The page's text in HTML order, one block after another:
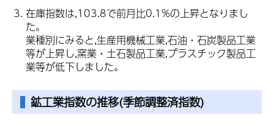
在庫指数は,103.8で前月比0.1%の上昇となりまし
た。
業種別にみると,生産用機械工業,石油・石炭製品工業
等が上昇し,窯業・土石製品工業,プラスチック製品工
業等が低下しました。
鉱工業指数の推移(季節調整済指数)